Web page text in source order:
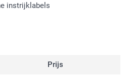
instrijklabels
Prijs